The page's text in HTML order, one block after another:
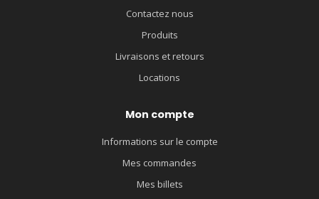
Contactez nous
Produits
Livraisons et retours
Locations
Mon compte
Informations sur le compte
Mes commandes
Mes billets